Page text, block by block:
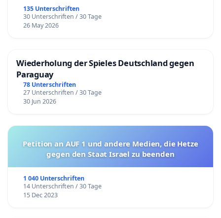
135 Unterschriften
30 Unterschriften / 30 Tage
26 May 2026
Wiederholung der Spieles Deutschland gegen
Paraguay
78 Unterschriften
27 Unterschriften / 30 Tage
30 Jun 2026
Petition an AUF 1 und andere Medien, die Hetze
gegen den Staat Israel zu beenden
1 040 Unterschriften
14 Unterschriften / 30 Tage
15 Dec 2023